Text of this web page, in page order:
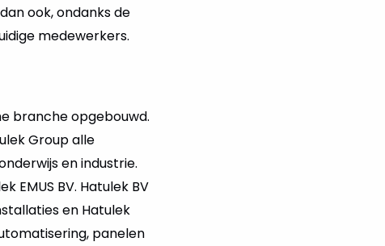
ook, ondanks de
medewerkers.
branche opgebouwd.
Group alle
en industrie.
EMUS BV. Hatulek BV
en Hatulek
panelen